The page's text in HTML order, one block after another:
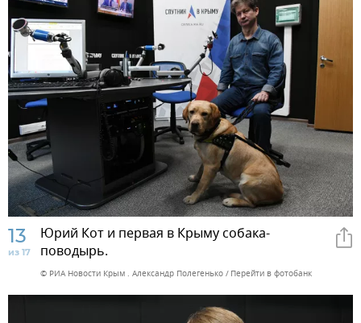
13
из 17
Юрий Кот и первая в Крыму собака-
поводырь.
© РИА Новости Крым . Александр Полегенько Перейти в фотобанк